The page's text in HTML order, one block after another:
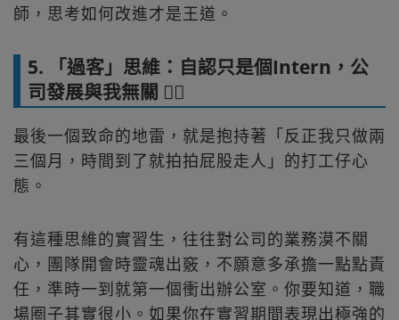
師，思考如何改進才是王道。
5. 「過客」思維：自認只是個Intern，公
司發展與我無關 🚶‍♂️
最後一個致命的地雷，就是抱持著「反正我只做兩
三個月，時間到了就拍拍屁股走人」的打工仔心
態。
有這種思維的實習生，往往對公司的業務漠不關
心，團隊開會時靈魂出竅，不願意多承擔一點點責
任，準時一到就第一個衝出辦公室。你要知道，職
場圈子其實很小。如果你在實習期間表現出極強的